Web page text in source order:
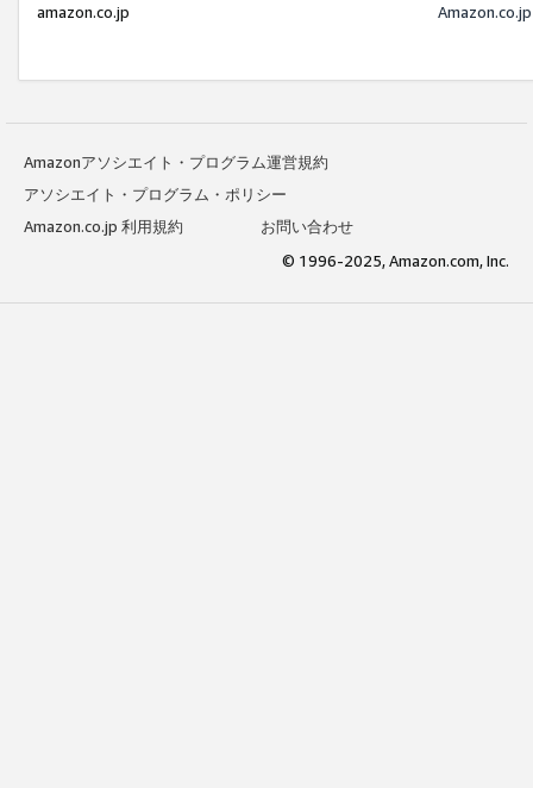
amazon.co.jp
Amazonアソシエイト・プログラム運営規約
アソシエイト・プログラム・ポリシー
Amazon.co.jp 利用規約
お問い合わせ
© 1996-2025, Amazon.com, Inc.